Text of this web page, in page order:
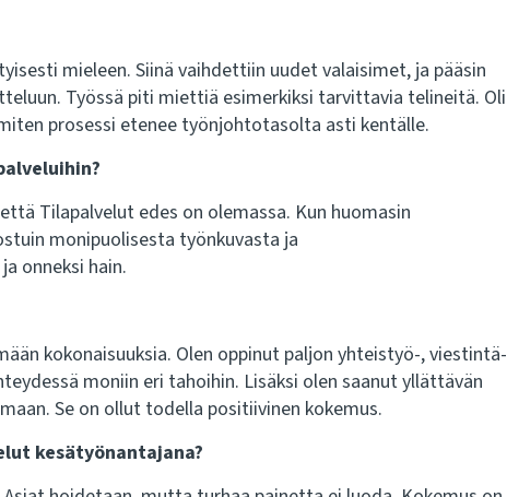
mieleen. Siinä vaihdettiin uudet valaisimet, ja pääsin
Työssä piti miettiä esimerkiksi tarvittavia telineitä. Oli
prosessi etenee työnjohtotasolta asti kentälle.
Tilapalvelut edes on olemassa. Kun huomasin
monipuolisesta työnkuvasta ja
onneksi hain.
kokonaisuuksia. Olen oppinut paljon yhteistyö-, viestintä-
moniin eri tahoihin. Lisäksi olen saanut yllättävän
Se on ollut todella positiivinen kokemus.
kesätyönantajana?